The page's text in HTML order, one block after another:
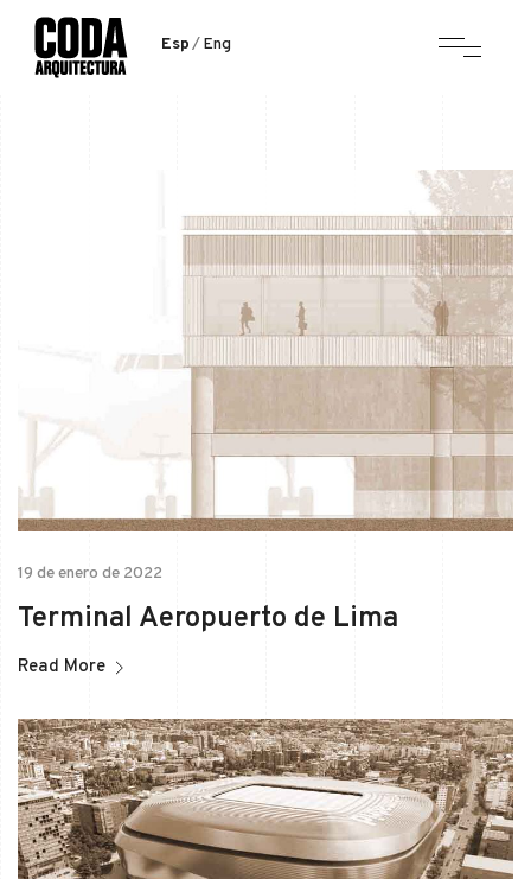
Esp Eng
19 de enero de 2022
Terminal Aeropuerto de Lima
Read More